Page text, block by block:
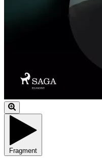
Fragment